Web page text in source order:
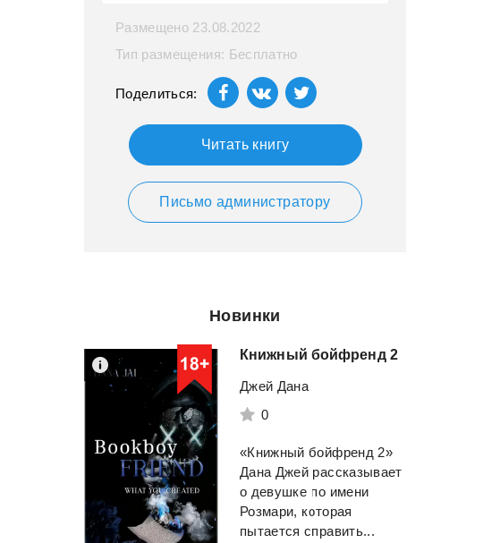
Размещено 23.08.2022
Тип размещения: Бесплатно
Поделиться:
Читать книгу
Письмо администратору
Новинки
Книжный бойфренд 2
Джей Дана
0
«Книжный бойфренд 2»
Дана Джей рассказывает
о девушке по имени
Розмари, которая
пытается справить...